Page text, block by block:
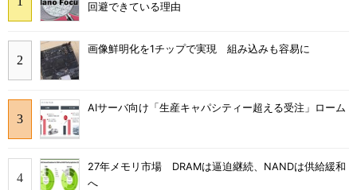
回避できている理由
画像鮮明化を1チップで実現 組み込みも容易に
AIサーバ向け「生産キャパシティー超える受注」ローム
27年メモリ市場 DRAMは逼迫継続、NANDは供給緩和
へ